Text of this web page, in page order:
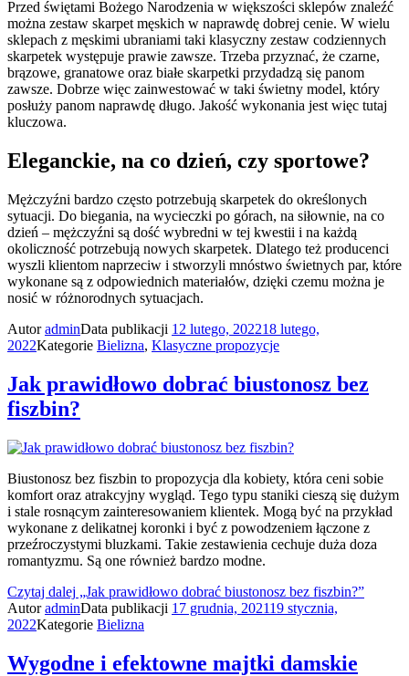
Przed świętami Bożego Narodzenia w większości sklepów znaleźć
można zestaw skarpet męskich w naprawdę dobrej cenie. W wielu
sklepach z męskimi ubraniami taki klasyczny zestaw codziennych
skarpetek występuje prawie zawsze. Trzeba przyznać, że czarne,
brązowe, granatowe oraz białe skarpetki przydadzą się panom
zawsze. Dobrze więc zainwestować w taki świetny model, który
posłuży panom naprawdę długo. Jakość wykonania jest więc tutaj
kluczowa.
Eleganckie, na co dzień, czy sportowe?
Mężczyźni bardzo często potrzebują skarpetek do określonych
sytuacji. Do biegania, na wycieczki po górach, na siłownie, na co
dzień – mężczyźni są dość wybredni w tej kwestii i na każdą
okoliczność potrzebują nowych skarpetek. Dlatego też producenci
wyszli klientom naprzeciw i stworzyli mnóstwo świetnych par, które
wykonane są z odpowiednich materiałów, dzięki czemu można je
nosić w różnorodnych sytuacjach.
AutoradminData publikacji 12 lutego, 202218 lutego,
2022Kategorie Bielizna, Klasyczne propozycje
Jak prawidłowo dobrać biustonosz bez
fiszbin?
Biustonosz bez fiszbin to propozycja dla kobiety, która ceni sobie
komfort oraz atrakcyjny wygląd. Tego typu staniki cieszą się dużym
i stale rosnącym zainteresowaniem klientek. Mogą być na przykład
wykonane z delikatnej koronki i być z powodzeniem łączone z
przeźroczystymi bluzkami. Takie zestawienia cechuje duża doza
romantyzmu. Są one również bardzo modne.
Czytaj dalej „Jak prawidłowo dobrać biustonosz bez fiszbin?”
AutoradminData publikacji 17 grudnia, 202119 stycznia,
2022Kategorie Bielizna
Wygodne i efektowne majtki damskie